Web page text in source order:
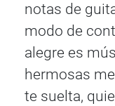
notas de
modo de
alegre es
hermosas
te suelta,